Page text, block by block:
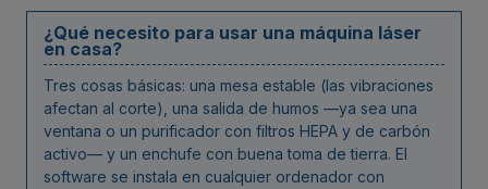
¿Qué necesito para usar una máquina láser
en casa?
Tres cosas básicas: una mesa estable (las vibraciones
afectan al corte), una salida de humos —ya sea una
ventana o un purificador con filtros HEPA y de carbón
activo— y un enchufe con buena toma de tierra. El
software se instala en cualquier ordenador con